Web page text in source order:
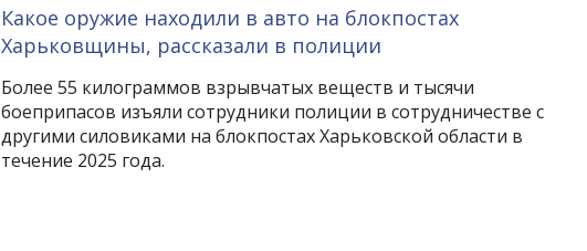
Какое оружие находили в авто на блокпостах
Харьковщины, рассказали в полиции
Более 55 килограммов взрывчатых веществ и тысячи
боеприпасов изъяли сотрудники полиции в сотрудничестве с
другими силовиками на блокпостах Харьковской области в
течение 2025 года.